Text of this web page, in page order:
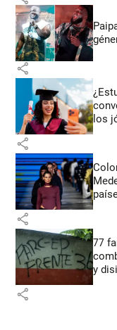
share
los
share
share
77
y
share